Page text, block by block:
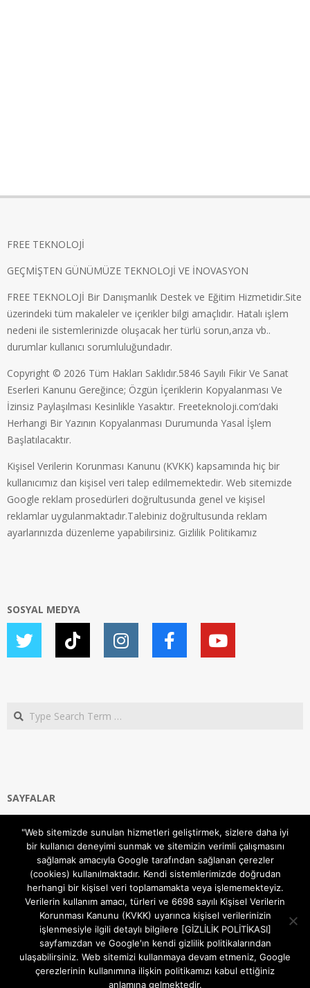
FREE TEKNOLOJİ
GEÇMİŞTEN GÜNÜMÜZE TEKNOLOJİ VE İNOVASYON
FREE TEKNOLOJİ Bir Danışmanlık Destek ve Eğitim Hizmetidir.Site
üzerindeki tüm makaleler ve içerikler bilgi amaçlıdır. Hatalı işlem
nedeni ile sistemlerinizde oluşacak her türlü sorun,arıza vb..
durumlar kullanıcı sorumluluğundadır.
Copyright © 2026 Tüm Hakları Saklıdır.5846 Sayılı Fikir Ve Sanat
Eserleri Kanunu Gereğince; Özgün İçeriklerin Kopyalanması Ve
İzinsiz Paylaşılması Kesinlikle Yasaktır. Freeteknoloji.com’daki
Herhangi Bir Yazının Kopyalanması Durumunda Yasal İşlem
Başlatılacaktır.
Kişisel Verilerin Korunması Kanunu (KVKK) kapsamında hiç bir
kullanıcımız dan kişisel veri talep edilmemektedir. Web sitemizde
Google reklam prosedürleri doğrultusunda genel ve kişisel
reklamlar uygulanmaktadır.Talebiniz doğrultusunda reklam
ayarlarınızda düzenleme yapabilirsiniz. Gizlilik Politikamız
SOSYAL MEDYA
Search
SAYFALAR
Gizlilik ve Çerezler (Cookies) Politikası
Hakkımızda
İletişim Kanalları
MODEM KURULUM
TEKNİK DESTEK
TELEVİZYON SİSTEMLERİ
"Web sitemizde sunulan hizmetleri geliştirmek, sizlere daha iyi
bir kullanıcı deneyimi sunmak ve sitemizin verimli çalışmasını
sağlamak amacıyla Google tarafından sağlanan çerezler
(cookies) kullanılmaktadır. Kendi sistemlerimizde doğrudan
herhangi bir kişisel veri toplamamakta veya işlememekteyiz.
Verilerin kullanım amacı, türleri ve 6698 sayılı Kişisel Verilerin
Korunması Kanunu (KVKK) uyarınca kişisel verilerinizin
işlenmesiyle ilgili detaylı bilgilere [GİZLİLİK POLİTİKASI]
sayfamızdan ve Google'ın kendi gizlilik politikalarından
ulaşabilirsiniz. Web sitemizi kullanmaya devam etmeniz, Google
çerezlerinin kullanımına ilişkin politikamızı kabul ettiğiniz
anlamına gelmektedir.